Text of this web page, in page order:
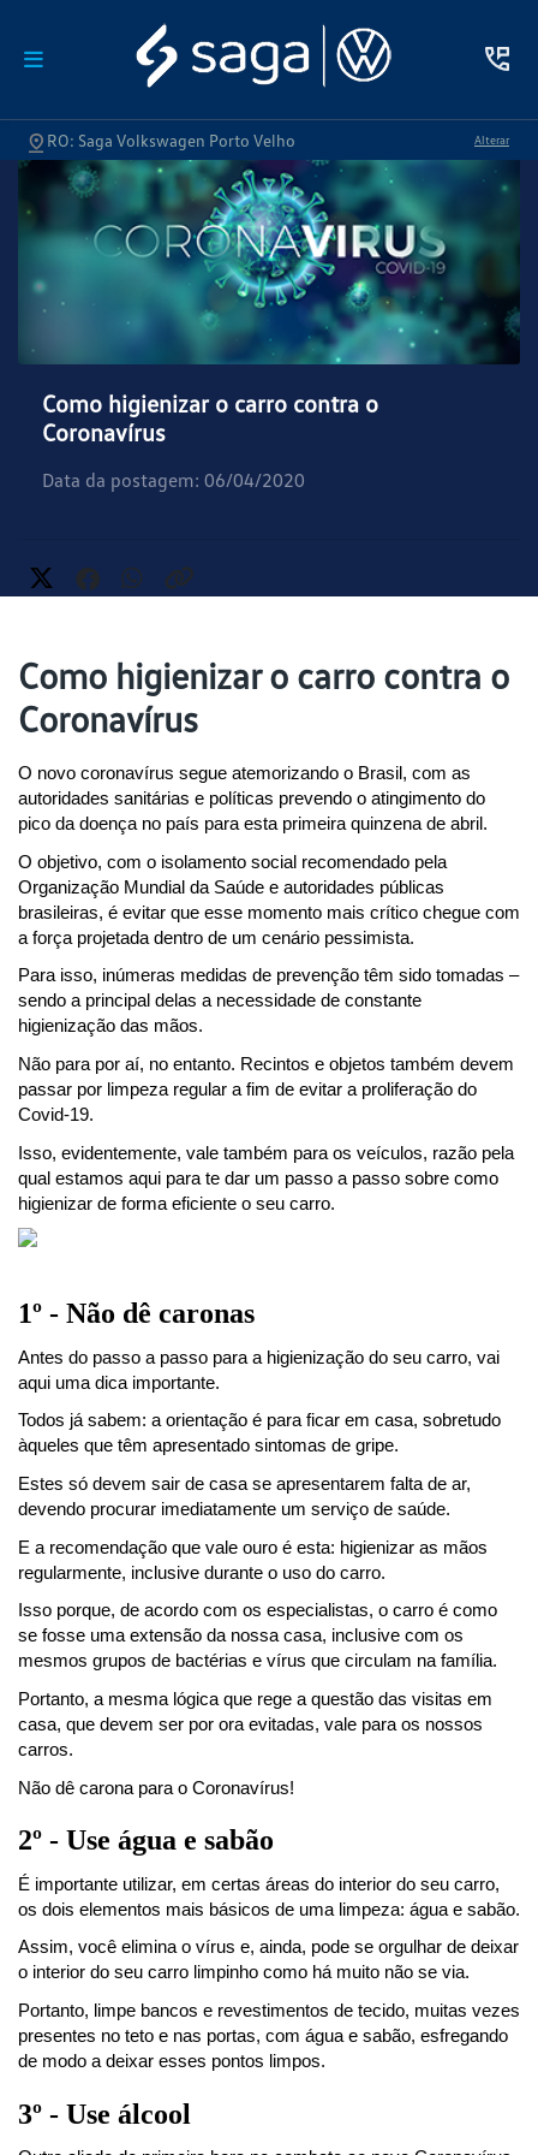
RO: Saga Volkswagen Porto Velho Alterar
Como higienizar o carro contra o
Coronavírus
Data da postagem: 06/04/2020
Como higienizar o carro contra o
Coronavírus
O novo coronavírus segue atemorizando o Brasil, com as
autoridades sanitárias e políticas prevendo o atingimento do
pico da doença no país para esta primeira quinzena de abril.
O objetivo, com o isolamento social recomendado pela
Organização Mundial da Saúde e autoridades públicas
brasileiras, é evitar que esse momento mais crítico chegue com
a força projetada dentro de um cenário pessimista.
Para isso, inúmeras medidas de prevenção têm sido tomadas –
sendo a principal delas a necessidade de constante
higienização das mãos.
Não para por aí, no entanto. Recintos e objetos também devem
passar por limpeza regular a fim de evitar a proliferação do
Covid-19.
Isso, evidentemente, vale também para os veículos, razão pela
qual estamos aqui para te dar um passo a passo sobre como
higienizar de forma eficiente o seu carro.
1º - Não dê caronas
Antes do passo a passo para a higienização do seu carro, vai
aqui uma dica importante.
Todos já sabem: a orientação é para ficar em casa, sobretudo
àqueles que têm apresentado sintomas de gripe.
Estes só devem sair de casa se apresentarem falta de ar,
devendo procurar imediatamente um serviço de saúde.
E a recomendação que vale ouro é esta: higienizar as mãos
regularmente, inclusive durante o uso do carro.
Isso porque, de acordo com os especialistas, o carro é como
se fosse uma extensão da nossa casa, inclusive com os
mesmos grupos de bactérias e vírus que circulam na família.
Portanto, a mesma lógica que rege a questão das visitas em
casa, que devem ser por ora evitadas, vale para os nossos
carros.
Não dê carona para o Coronavírus!
2º - Use água e sabão
É importante utilizar, em certas áreas do interior do seu carro,
os dois elementos mais básicos de uma limpeza: água e sabão.
Assim, você elimina o vírus e, ainda, pode se orgulhar de deixar
o interior do seu carro limpinho como há muito não se via.
Portanto, limpe bancos e revestimentos de tecido, muitas vezes
presentes no teto e nas portas, com água e sabão, esfregando
de modo a deixar esses pontos limpos.
3º - Use álcool